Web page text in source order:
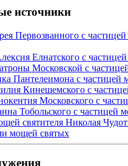
источники
Первозванного с
Елнатского с
Московской с
Пантелеимона с частицей
Кинешемского с
Московского с
Тобольского с частицей
святителя Николая
мощей святых